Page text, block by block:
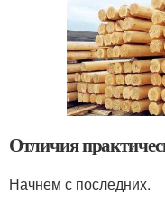
Отличия
Начнем с последних.